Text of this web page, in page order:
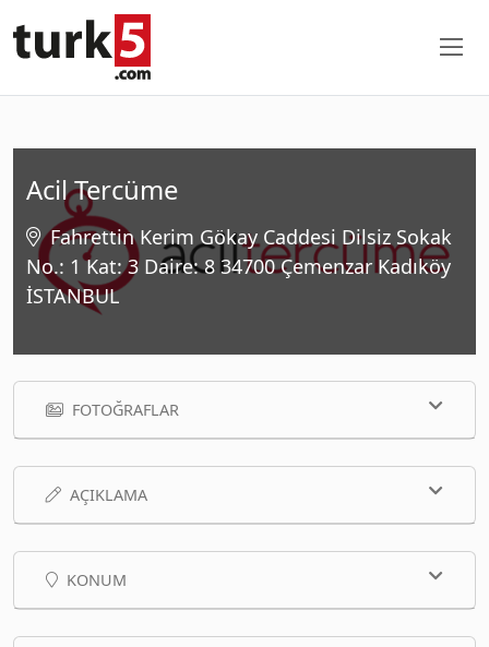
Acil Tercüme
Fahrettin Kerim Gökay Caddesi Dilsiz Sokak
No.: 1 Kat: 3 Daire: 8 34700 Çemenzar Kadıköy
İSTANBUL
FOTOĞRAFLAR
AÇIKLAMA
KONUM